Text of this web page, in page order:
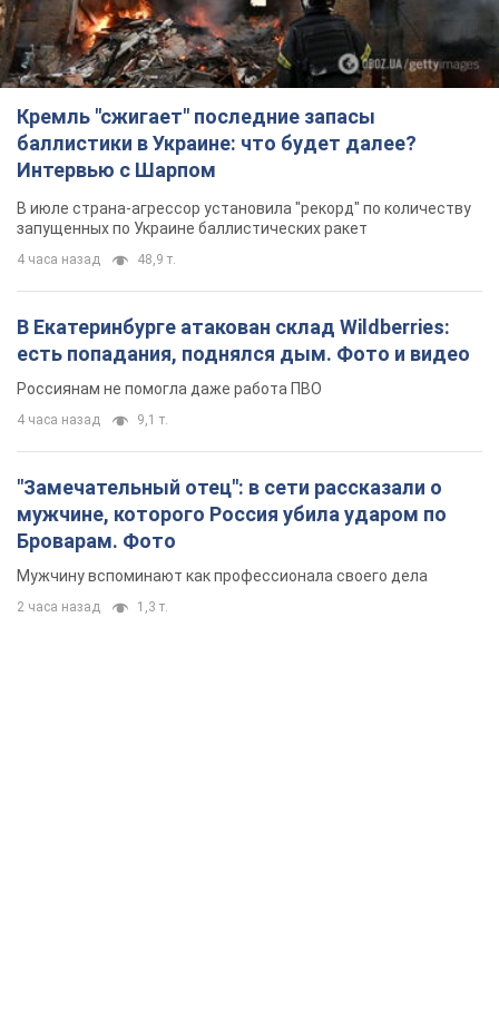
Кремль "сжигает" последние запасы
баллистики в Украине: что будет далее?
Интервью с Шарпом
В июле страна-агрессор установила "рекорд" по количеству
запущенных по Украине баллистических ракет
4 часа назад 48,9 т.
В Екатеринбурге атакован склад Wildberries:
есть попадания, поднялся дым. Фото и видео
Россиянам не помогла даже работа ПВО
4 часа назад 9,1 т.
"Замечательный отец": в сети рассказали о
мужчине, которого Россия убила ударом по
Броварам. Фото
Мужчину вспоминают как профессионала своего дела
2 часа назад 1,3 т.